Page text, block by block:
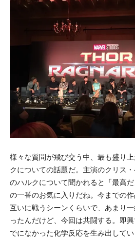
様々な質問が飛び交う中、最も盛り
クについての話題だ。主演のクリス
のハルクについて聞かれると「最高
の一番のお気に入りだね。今までの
互いに戦うシーンくらいで、あまり
ったんだけど、今回は共闘する。即
でになかった化学反応を生み出してい